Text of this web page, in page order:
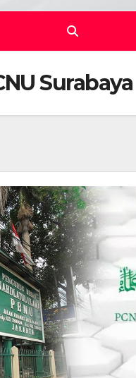
Surabaya